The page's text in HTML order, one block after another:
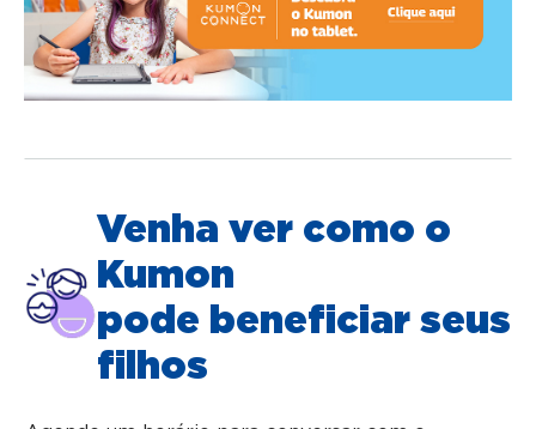
Venha ver como o
Kumon
pode beneficiar seus
filhos